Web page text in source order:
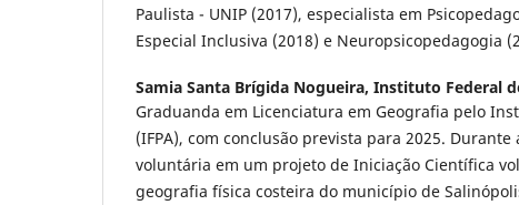
Paulista - UNIP (2017), especialista em
Especial Inclusiva (2018) e Neuropsicopedagogia
Samia Santa Brígida Nogueira, Instituto Federal
Graduanda em Licenciatura em Geografia pelo
(IFPA), com conclusão prevista para 2025. Durante
voluntária em um projeto de Iniciação Científica
geografia física costeira do município de